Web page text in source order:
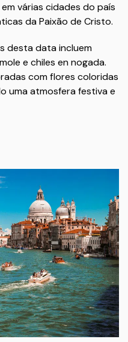
várias cidades do país
da Paixão de Cristo.
desta data incluem
e chiles en nogada.
com flores coloridas
uma atmosfera festiva e